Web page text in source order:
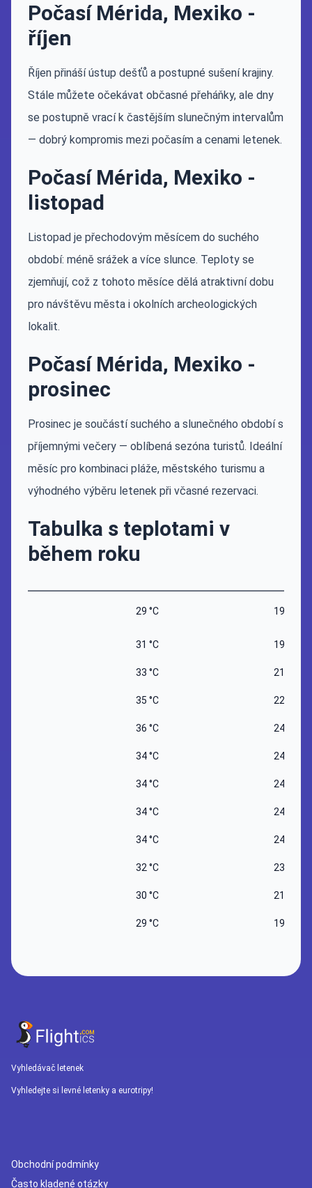
Počasí Mérida, Mexiko -
říjen
Říjen přináší ústup dešťů a postupné sušení krajiny.
Stále můžete očekávat občasné přeháňky, ale dny
se postupně vrací k častějším slunečným intervalům
— dobrý kompromis mezi počasím a cenami letenek.
Počasí Mérida, Mexiko -
listopad
Listopad je přechodovým měsícem do suchého
období: méně srážek a více slunce. Teploty se
zjemňují, což z tohoto měsíce dělá atraktivní dobu
pro návštěvu města i okolních archeologických
lokalit.
Počasí Mérida, Mexiko -
prosinec
Prosinec je součástí suchého a slunečného období s
příjemnými večery — oblíbená sezóna turistů. Ideální
měsíc pro kombinaci pláže, městského turismu a
výhodného výběru letenek při včasné rezervaci.
Tabulka s teplotami v
během roku
29 °C 19 °C
31 °C 19 °C
33 °C 21 °C
35 °C 22 °C
36 °C 24 °C
34 °C 24 °C
34 °C 24 °C
34 °C 24 °C
34 °C 24 °C
32 °C 23 °C
30 °C 21 °C
29 °C 19 °C
Vyhledávač letenek
Vyhledejte si levné letenky a eurotripy!
Obchodní podmínky
Často kladené otázky